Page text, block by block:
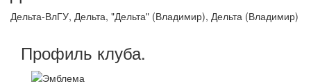
Дельта-ВлГУ, Дельта, "Дельта" (Владимир), Дельта (Владимир)
Профиль клуба.